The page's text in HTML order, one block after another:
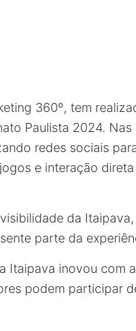
360º, tem
Paulista 2024.
redes sociais
e interação
da
parte da
Itaipava inovou com
podem participar